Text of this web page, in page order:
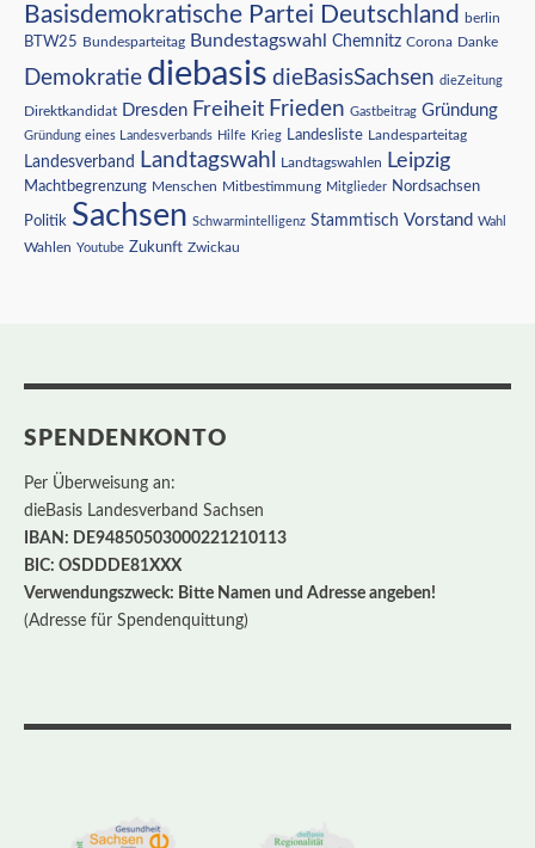
Basisdemokratische Partei Deutschland berlin
BTW25 Bundesparteitag Bundestagswahl Chemnitz Corona Danke
Demokratie diebasis dieBasisSachsen dieZeitung
Direktkandidat Dresden Freiheit Frieden Gastbeitrag Gründung
Gründung eines Landesverbands Hilfe Krieg Landesliste Landesparteitag
Landesverband Landtagswahl Landtagswahlen Leipzig
Machtbegrenzung Menschen Mitbestimmung Mitglieder Nordsachsen
Politik Sachsen Schwarmintelligenz Stammtisch Vorstand Wahl
Wahlen Youtube Zukunft Zwickau
SPENDENKONTO
Per Überweisung an:
dieBasis Landesverband Sachsen
IBAN: DE94850503000221210113
BIC: OSDDDE81XXX
Verwendungszweck: Bitte Namen und Adresse angeben!
(Adresse für Spendenquittung)